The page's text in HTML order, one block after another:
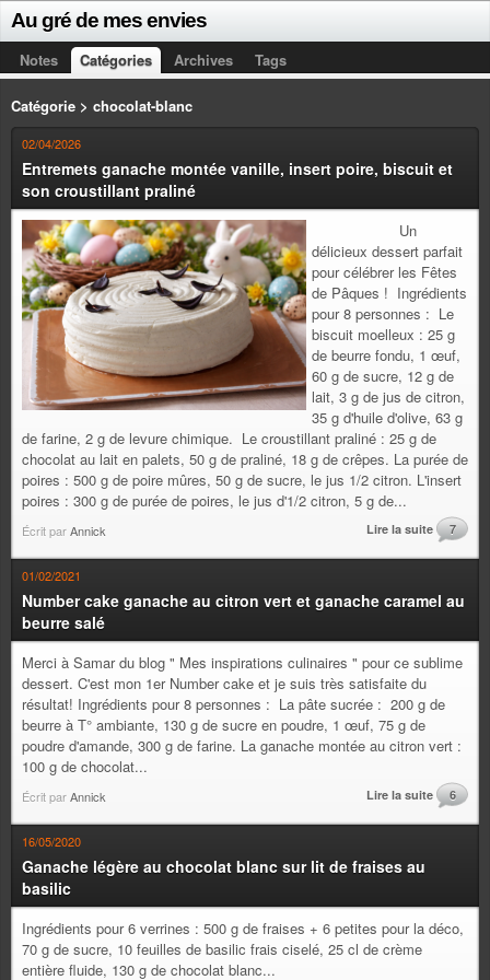
Au gré de mes envies
Notes Catégories Archives Tags
Catégorie > chocolat-blanc
02/04/2026
Entremets ganache montée vanille, insert poire, biscuit et
son croustillant praliné
Un
délicieux dessert parfait
pour célébrer les Fêtes
de Pâques ! Ingrédients
pour 8 personnes : Le
biscuit moelleux : 25 g
de beurre fondu, 1 œuf,
60 g de sucre, 12 g de
lait, 3 g de jus de citron,
35 g d'huile d'olive, 63 g
de farine, 2 g de levure chimique. Le croustillant praliné : 25 g de
chocolat au lait en palets, 50 g de praliné, 18 g de crêpes. La purée de
poires : 500 g de poire mûres, 50 g de sucre, le jus 1/2 citron. L'insert
poires : 300 g de purée de poires, le jus d'1/2 citron, 5 g de...
Écrit parAnnick Lire la suite 7
01/02/2021
Number cake ganache au citron vert et ganache caramel au
beurre salé
Merci à Samar du blog " Mes inspirations culinaires " pour ce sublime
dessert. C'est mon 1er Number cake et je suis très satisfaite du
résultat! Ingrédients pour 8 personnes : La pâte sucrée : 200 g de
beurre à T° ambiante, 130 g de sucre en poudre, 1 œuf, 75 g de
poudre d'amande, 300 g de farine. La ganache montée au citron vert :
100 g de chocolat...
Écrit parAnnick Lire la suite 6
16/05/2020
Ganache légère au chocolat blanc sur lit de fraises au
basilic
Ingrédients pour 6 verrines : 500 g de fraises + 6 petites pour la déco,
70 g de sucre, 10 feuilles de basilic frais ciselé, 25 cl de crème
entière fluide, 130 g de chocolat blanc...